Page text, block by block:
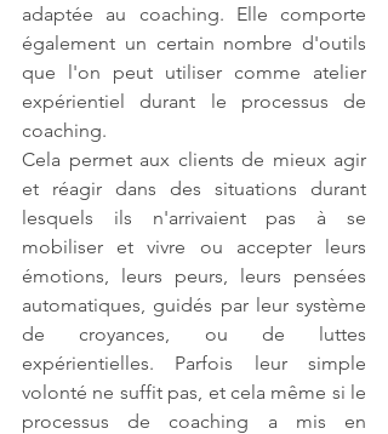
adaptée au coaching. Elle comporte
également un certain nombre d'outils
que l'on peut utiliser comme atelier
expérientiel durant le processus de
coaching.
Cela permet aux clients de mieux agir
et réagir dans des situations durant
lesquels ils n'arrivaient pas à se
mobiliser et vivre ou accepter leurs
émotions, leurs peurs, leurs pensées
automatiques, guidés par leur système
de croyances, ou de luttes
expérientielles. Parfois leur simple
volonté ne suffit pas, et cela même si le
processus de coaching a mis en